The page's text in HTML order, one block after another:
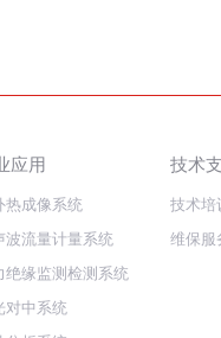
应用
热成像系统
波流量计量系统
绝缘监测检测系统
对中系统
技术
技术培
维保服